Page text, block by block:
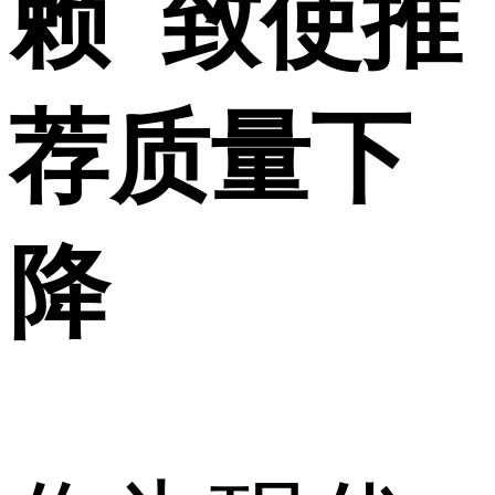
赖 致使推
荐质量下
降